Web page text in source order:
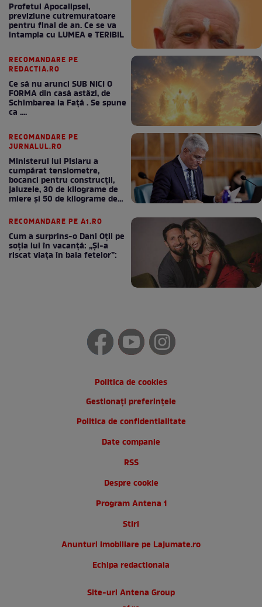
Profetul Apocalipsei,
previziune cutremuratoare
pentru final de an. Ce se va
intampla cu LUMEA e TERIBIL
RECOMANDARE PE
REDACTIA.RO
Ce să nu arunci SUB NICI O
FORMA din casă astăzi, de
Schimbarea la Față . Se spune
ca ....
RECOMANDARE PE
JURNALUL.RO
Ministerul lui Pîslaru a
cumpărat tensiometre,
bocanci pentru construcții,
jaluzele, 30 de kilograme de
miere și 50 de kilograme de
RECOMANDARE PE A1.RO
Cum a surprins-o Dani Oțil pe
soția lui în vacanță: „Și-a
riscat viața în baia fetelor”:
Politica de cookies
Gestionați preferințele
Politica de confidentialitate
Date companie
RSS
Despre cookie
Program Antena 1
Stiri
Anunturi imobiliare pe Lajumate.ro
Echipa redactionala
Site-uri Antena Group